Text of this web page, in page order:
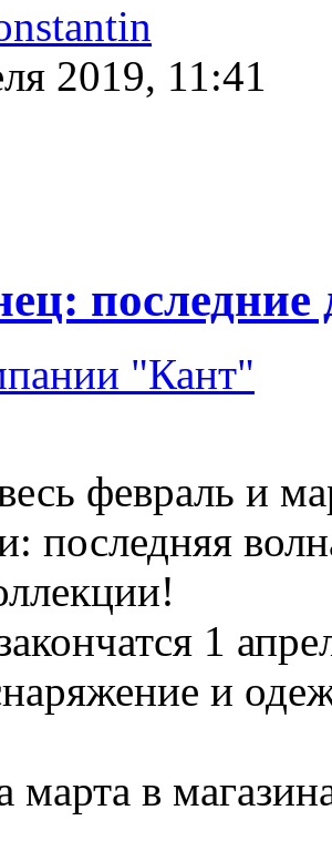
2019, 11:41
"Кант"
февраль и
последняя
1
и
марта в